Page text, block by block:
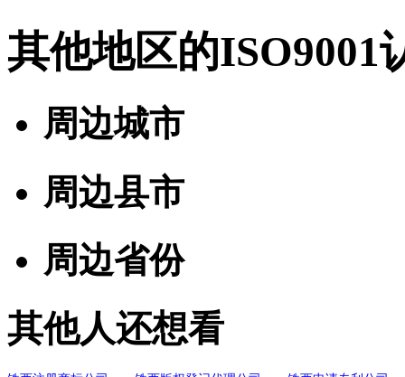
其他地区的ISO9001
周边城市
周边县市
周边省份
其他人还想看